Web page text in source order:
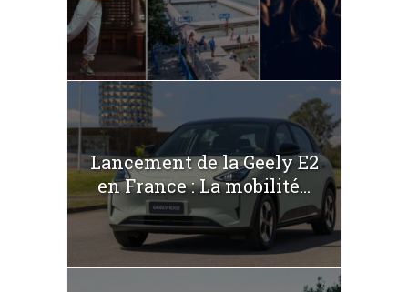
Lancement de la Geely E2
en France : La mobilité...